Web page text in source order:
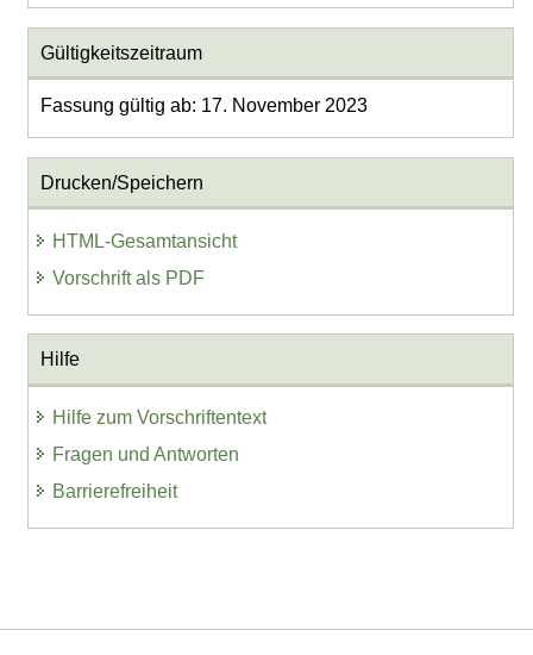
Gültigkeitszeitraum
Fassung gültig ab: 17. November 2023
Drucken/Speichern
HTML-Gesamtansicht
Vorschrift als PDF
Hilfe
Hilfe zum Vorschriftentext
Fragen und Antworten
Barrierefreiheit